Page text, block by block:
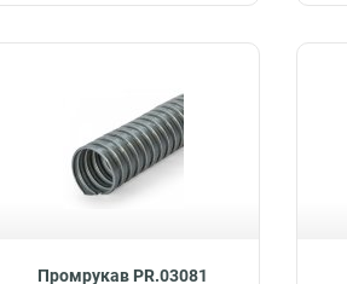
Промрукав PR.03081